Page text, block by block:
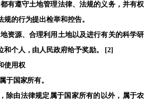
有遵守土地管理法律、法规的义务，并有权
的行为提出检举和控告。
资源、合理利用土地以及进行有关的科学研
和个人，由人民政府给予奖励。 [2]
使用权
于国家所有。
除由法律规定属于国家所有的以外，属于农